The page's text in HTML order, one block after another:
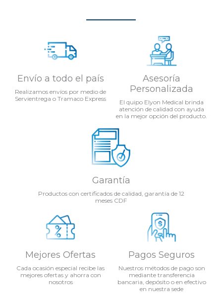
Envío a todo el país
Realizamos envíos por medio de
Servientrega o Tramaco Express
Asesoría
Personalizada
El quipo Elyon Medical brinda
atención de calidad con ayuda
en la mejor opción del producto.
Garantía
Productos con certificados de calidad, garantía de 12
meses CDF
Mejores Ofertas
Cada ocasión especial recibe las
mejores ofertas y ahorra con
nosotros
Pagos Seguros
Nuestros métodos de pago son
mediante transferencia
bancaria, depósito o en efectivo
en nuestra sede